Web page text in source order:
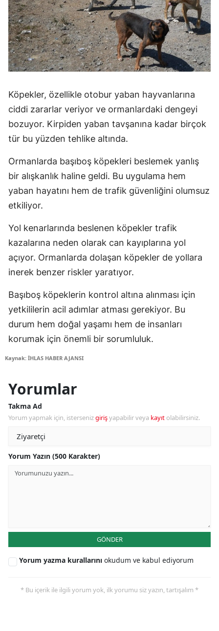
Köpekler, özellikle otobur yaban hayvanlarına
ciddi zararlar veriyor ve ormanlardaki dengeyi
bozuyor. Kirpiden yaban tavşanına kadar birçok
tür bu yüzden tehlike altında.
Ormanlarda başıboş köpekleri beslemek yanlış
bir alışkanlık haline geldi. Bu uygulama hem
yaban hayatını hem de trafik güvenliğini olumsuz
etkiliyor.
Yol kenarlarında beslenen köpekler trafik
kazalarına neden olarak can kayıplarına yol
açıyor. Ormanlarda dolaşan köpekler de yollara
inerek benzer riskler yaratıyor.
Başıboş köpeklerin kontrol altına alınması için
yetkililerin acil adımlar atması gerekiyor. Bu
durum hem doğal yaşamı hem de insanları
korumak için önemli bir sorumluluk.
Kaynak: İHLAS HABER AJANSI
Yorumlar
Takma Ad
Yorum yapmak için, istersenizgirişyapabilir veya kayıt olabilirsiniz.
Yorum Yazın (500 Karakter)
GÖNDER
Yorum yazma kurallarını okudum ve kabul ediyorum
* Bu içerik ile ilgili yorum yok, ilk yorumu siz yazın, tartışalım *